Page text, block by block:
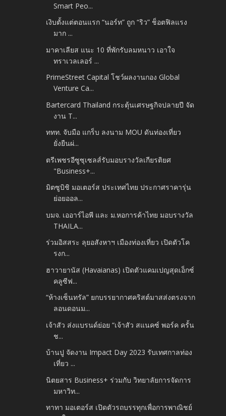
Smart Peo...
เงิบตั้งแต่ตอนแรก “นอร์ท” ถูก “ริว” ช็อตฟิลแรง
มาก ...
มาคาเลียส แนะ 10 ที่พักรับลมหนาว เอาใจ
ทราเวลเลอร์ ...
PrimeStreet Capital โชว์ผลงานกอง Global
Venture Ca...
Bartercard Thailand กระตุ้นเศรษฐกิจปลายปี จัด
งาน T...
ททท. จับมือ แกร็บ ลงนาม MOU ดันท่องเที่ยว
ยั่งยืนผ่...
ตรีเพชรอีซูซุเซลส์รับมอบรางวัลเกียรติยศ
"Business+...
มิตซูบิชิ มอเตอร์ส ประเทศไทย ประกาศราคารุ่น
ย่อยออล...
บมจ. เออาร์ไอพี และ ม.หอการค้าไทย มอบรางวัล
THAILA...
ร่วมอิสสระ ลุยอสังหาฯ เมืองท่องเที่ยว เปิดตัวโค
รงก...
ฮาวายานัส (Havaianas) เปิดตัวแคมเปญสุดเอ็กซ์
คลูซีฟ...
“ห้างเซ็นทรัล” ยกบรรยากาศคริสต์มาสส่งตรงจาก
ลอนดอนม...
เจ้าสัว ส่งแบรนด์ย่อย “เจ้าสัว สแนคซ์ พอร์ค ครั้น
ช...
บ้านปู จัดงาน Impact Day 2023 รับเทศกาลท่อง
เที่ยว ...
นิตยสาร Business+ ร่วมกับ วิทยาลัยการจัดการ
มหาวิท...
ทาทา มอเตอร์ส เปิดตัวรถบรรทุกเพื่อการพาณิชย์